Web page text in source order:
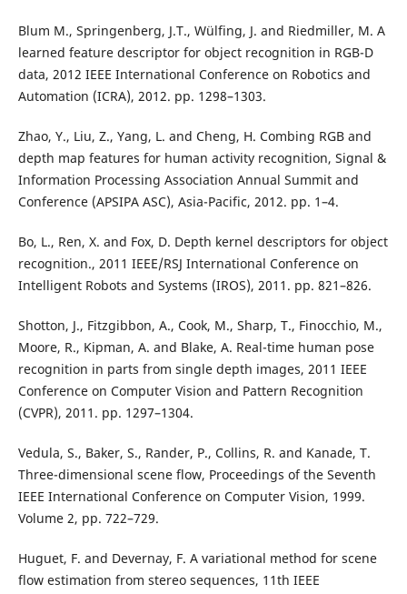
Blum M., Springenberg, J.T., Wülfing, J. and Riedmiller, M. A
learned feature descriptor for object recognition in RGB-D
data, 2012 IEEE International Conference on Robotics and
Automation (ICRA), 2012. pp. 1298–1303.
Zhao, Y., Liu, Z., Yang, L. and Cheng, H. Combing RGB and
depth map features for human activity recognition, Signal &
Information Processing Association Annual Summit and
Conference (APSIPA ASC), Asia-Pacific, 2012. pp. 1–4.
Bo, L., Ren, X. and Fox, D. Depth kernel descriptors for object
recognition., 2011 IEEE/RSJ International Conference on
Intelligent Robots and Systems (IROS), 2011. pp. 821–826.
Shotton, J., Fitzgibbon, A., Cook, M., Sharp, T., Finocchio, M.,
Moore, R., Kipman, A. and Blake, A. Real-time human pose
recognition in parts from single depth images, 2011 IEEE
Conference on Computer Vision and Pattern Recognition
(CVPR), 2011. pp. 1297–1304.
Vedula, S., Baker, S., Rander, P., Collins, R. and Kanade, T.
Three-dimensional scene flow, Proceedings of the Seventh
IEEE International Conference on Computer Vision, 1999.
Volume 2, pp. 722–729.
Huguet, F. and Devernay, F. A variational method for scene
flow estimation from stereo sequences, 11th IEEE